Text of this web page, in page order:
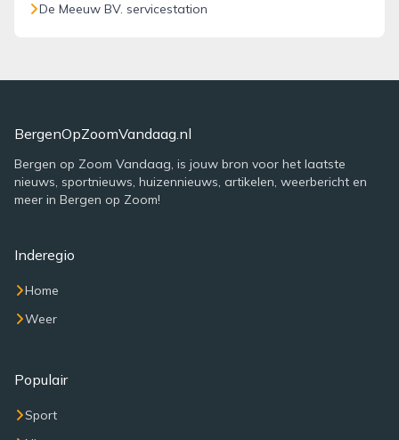
De Meeuw BV. servicestation
BergenOpZoomVandaag.nl
Bergen op Zoom Vandaag, is jouw bron voor het laatste
nieuws, sportnieuws, huizennieuws, artikelen, weerbericht en
meer in Bergen op Zoom!
Inderegio
Home
Weer
Populair
Sport